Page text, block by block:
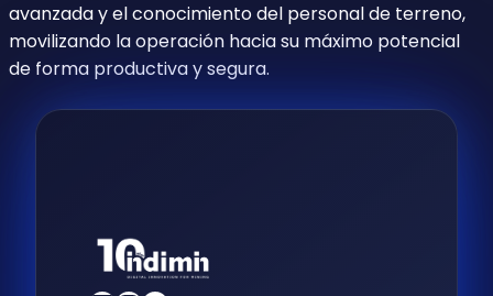
avanzada y el conocimiento del personal de terreno,
movilizando la operación hacia su máximo potencial
de forma productiva y segura.